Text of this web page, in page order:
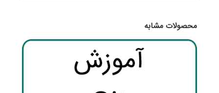
محصولات مشابه